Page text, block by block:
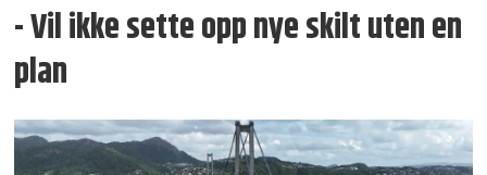
- Vil ikke sette opp nye skilt uten en
plan